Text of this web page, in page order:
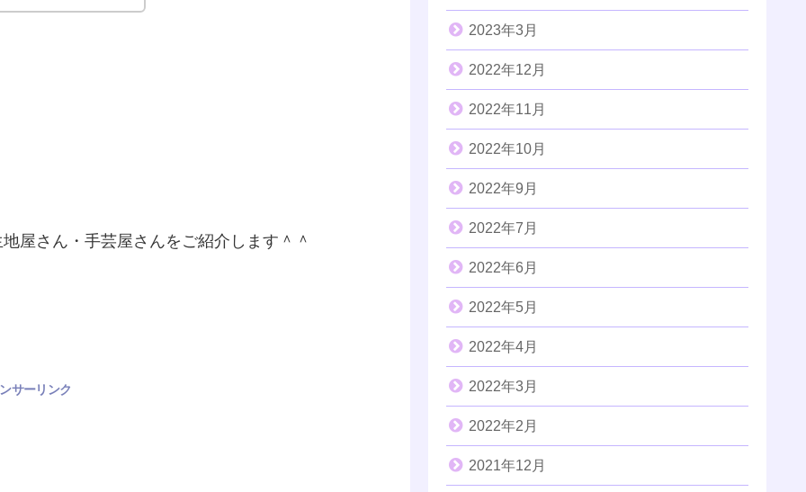
屋さん・手芸屋さんをご紹介します＾＾
サーリンク
2023年3月
2022年12月
2022年11月
2022年10月
2022年9月
2022年7月
2022年6月
2022年5月
2022年4月
2022年3月
2022年2月
2021年12月